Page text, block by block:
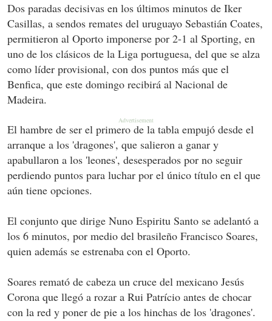
Dos paradas decisivas en los últimos minutos de Iker
Casillas, a sendos remates del uruguayo Sebastián Coates,
permitieron al Oporto imponerse por 2-1 al Sporting, en
uno de los clásicos de la Liga portuguesa, del que se alza
como líder provisional, con dos puntos más que el
Benfica, que este domingo recibirá al Nacional de
Madeira.
El hambre de ser el primero de la tabla empujó desde el
arranque a los 'dragones', que salieron a ganar y
apabullaron a los 'leones', desesperados por no seguir
perdiendo puntos para luchar por el único título en el que
aún tiene opciones.
El conjunto que dirige Nuno Espiritu Santo se adelantó a
los 6 minutos, por medio del brasileño Francisco Soares,
quien además se estrenaba con el Oporto.
Soares remató de cabeza un cruce del mexicano Jesús
Corona que llegó a rozar a Rui Patrício antes de chocar
con la red y poner de pie a los hinchas de los 'dragones'.